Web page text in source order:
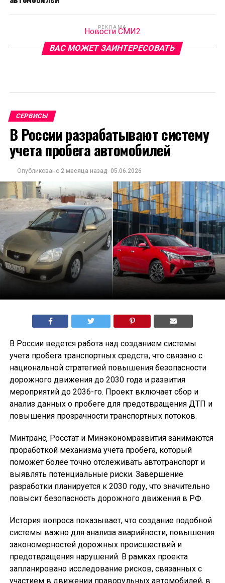
РЕКЛАМА
Новости СМИ2
ВАС МОЖЕТ ЗАИНТЕРЕСОВАТЬ
СЕРВИСЫ
В России разрабатывают систему
учета пробега автомобилей
Опубликовано 2 месяца назад 05.06.2026
В России ведется работа над созданием системы
учета пробега транспортных средств, что связано с
национальной стратегией повышения безопасности
дорожного движения до 2030 года и развития
мероприятий до 2036-го. Проект включает сбор и
анализ данных о пробеге для предотвращения ДТП и
повышения прозрачности транспортных потоков.
Минтранс, Росстат и Минэкономразвития занимаются
проработкой механизма учета пробега, который
поможет более точно отслеживать автотранспорт и
выявлять потенциальные риски. Завершение
разработки планируется к 2030 году, что значительно
повысит безопасность дорожного движения в РФ.
История вопроса показывает, что создание подобной
системы важно для анализа аварийности, повышения
закономерностей дорожных происшествий и
предотвращения нарушений. В рамках проекта
запланировано исследование рисков, связанных с
участием в движении праворульных автомобилей, в